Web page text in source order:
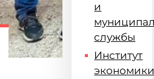
и
службы
Институт